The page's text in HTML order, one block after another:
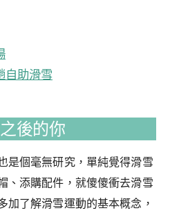
自助滑雪
後的你
是個毫無研究，單純覺得滑雪
、添購配件，就傻傻衝去滑雪
加了解滑雪運動的基本概念，